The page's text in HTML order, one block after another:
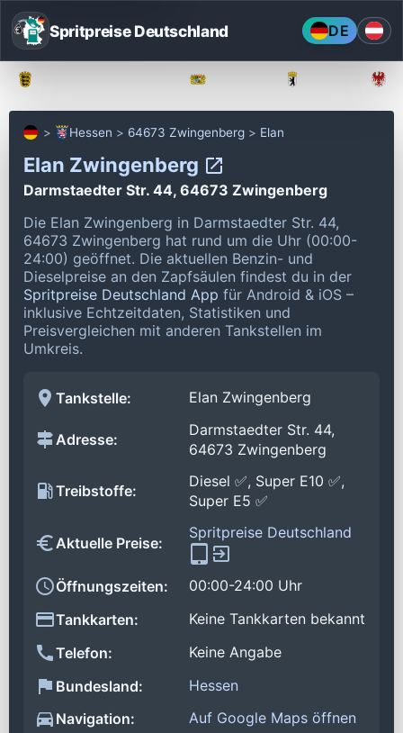
Spritpreise Deutschland DE
Hessen 64673 Zwingenberg Elan
Elan Zwingenberg
Darmstaedter Str. 44, 64673 Zwingenberg
Die Elan Zwingenberg in Darmstaedter Str. 44,
64673 Zwingenberg hat rund um die Uhr (00:00-
24:00) geöffnet. Die aktuellen Benzin- und
Dieselpreise an den Zapfsäulen findest du in der
Spritpreise Deutschland App für Android & iOS –
inklusive Echtzeitdaten, Statistiken und
Preisvergleichen mit anderen Tankstellen im
Umkreis.
Tankstelle: Elan Zwingenberg
Adresse:
Darmstaedter Str. 44,
64673 Zwingenberg
Treibstoffe:
Diesel ✅, Super E10 ✅,
Super E5 ✅
Aktuelle Preise:
Spritpreise Deutschland
Öffnungszeiten:
00:00-24:00 Uhr
Tankkarten:
Keine Tankkarten bekannt
Telefon:
Keine Angabe
Bundesland:
Hessen
Navigation:
Auf Google Maps öffnen